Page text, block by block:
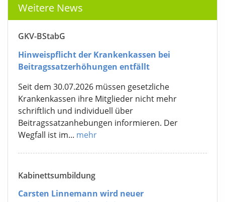
Weitere News
GKV-BStabG
Hinweispflicht der Krankenkassen bei
Beitragssatzerhöhungen entfällt
Seit dem 30.07.2026 müssen gesetzliche
Krankenkassen ihre Mitglieder nicht mehr
schriftlich und individuell über
Beitragssatzanhebungen informieren. Der
Wegfall ist im... mehr
Kabinettsumbildung
Carsten Linnemann wird neuer